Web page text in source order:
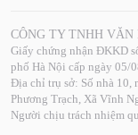
CÔNG TY TNHH
Giấy chứng nhận ĐKKD
phố Hà Nội cấp ngày 05/
Địa chỉ trụ sở: Số nhà 10,
Phương Trạch, Xã Vĩnh
Người chịu trách nhiệm